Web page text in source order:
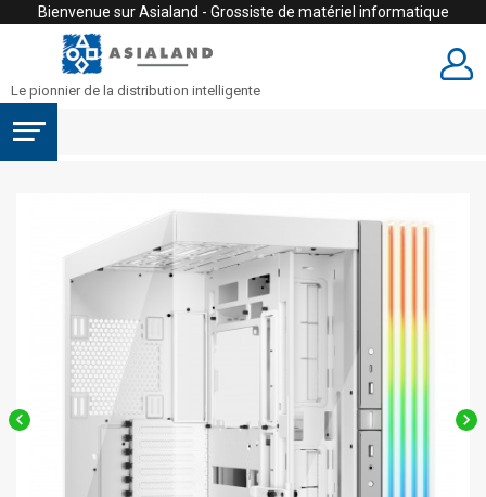
Bienvenue sur Asialand - Grossiste de matériel informatique
Le pionnier de la distribution intelligente
 